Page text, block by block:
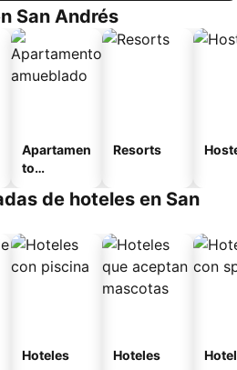
San Andrés
Apartamen
to
o
Resorts
de hoteles en San
Hoteles
Hoteles